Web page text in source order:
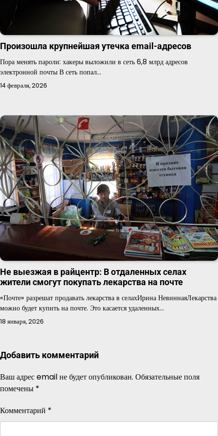
Произошла крупнейшая утечка email-адресов
Пора менять пароли: хакеры выложили в сеть 6,8 млрд адресов
электронной почты В сеть попал…
14 февраля, 2026
Не выезжая в райцентр: В отдаленных селах
жители смогут покупать лекарства на почте
«Почте» разрешат продавать лекарства в селахИрина НевиннаяЛекарства
можно будет купить на почте. Это касается удаленных…
18 января, 2026
Добавить комментарий
Ваш адрес email не будет опубликован. Обязательные поля
помечены *
Комментарий *